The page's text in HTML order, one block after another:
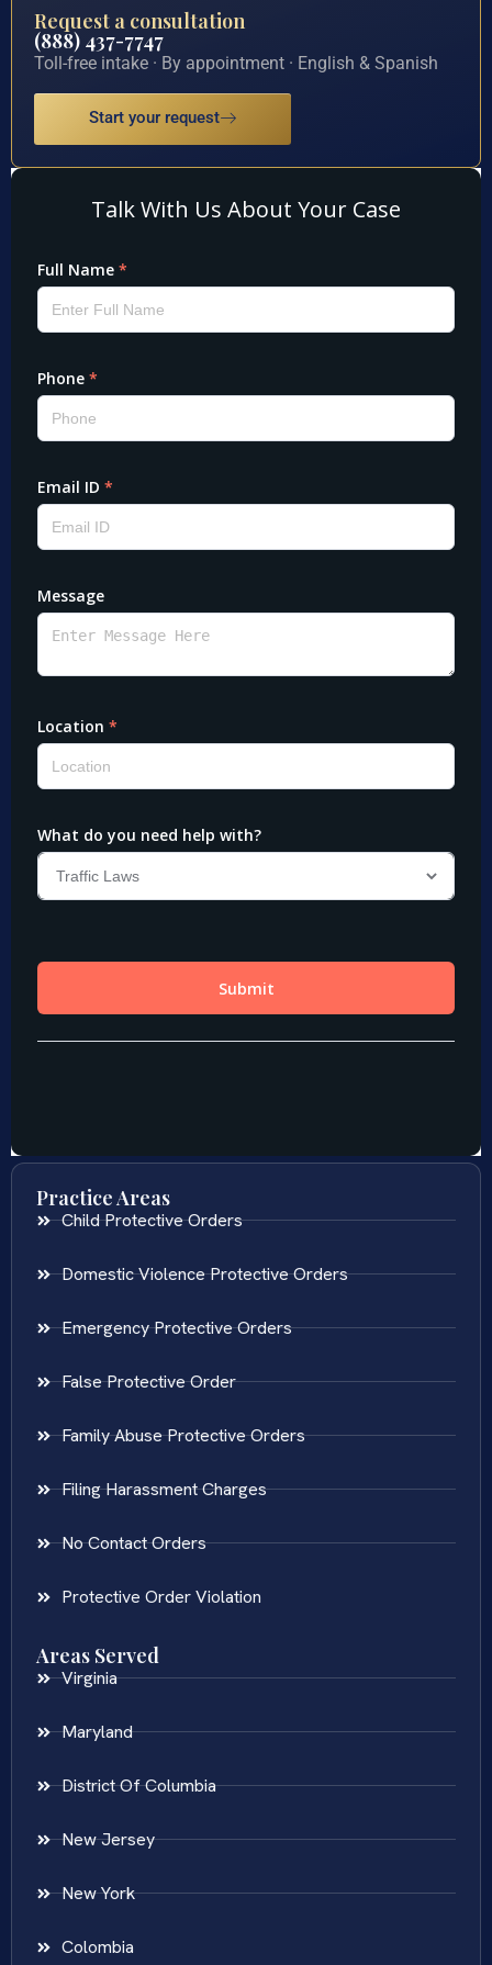
Request a consultation
(888) 437-7747
Toll-free intake · By appointment · English & Spanish
Start your request
Practice Areas
Child Protective Orders
Domestic Violence Protective Orders
Emergency Protective Orders
False Protective Order
Family Abuse Protective Orders
Filing Harassment Charges
No Contact Orders
Protective Order Violation
Areas Served
Virginia
Maryland
District Of Columbia
New Jersey
New York
Colombia